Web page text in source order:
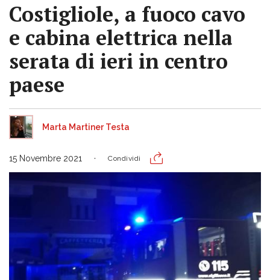
Costigliole, a fuoco cavo
e cabina elettrica nella
serata di ieri in centro
paese
Marta Martiner Testa
15 Novembre 2021 Condividi